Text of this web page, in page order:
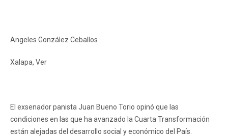
Angeles González Ceballos
Xalapa, Ver
El exsenador panista Juan Bueno Torio opinó que las
condiciones en las que ha avanzado la Cuarta Transformación
están alejadas del desarrollo social y económico del País.